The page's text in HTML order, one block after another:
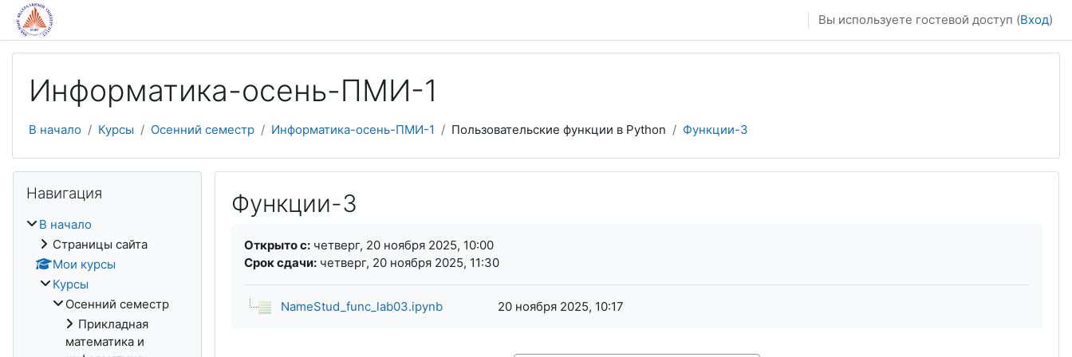
Перейти к основному содержанию
Вы используете гостевой доступ (Вход)
Информатика-осень-ПМИ-1
В начало Курсы Осенний семестр Информатика-осень-ПМИ-1 Пользовательские функции в Python Функции-3
Функции-3
Открыто с:четверг, 20 ноября 2025, 10:00
Срок сдачи:четверг, 20 ноября 2025, 11:30
NameStud_func_lab03.ipynb 20 ноября 2025, 10:17
Навигация
В начало
Страницы сайта
Мои курсы
Курсы
Осенний семестр
Прикладная
математика и